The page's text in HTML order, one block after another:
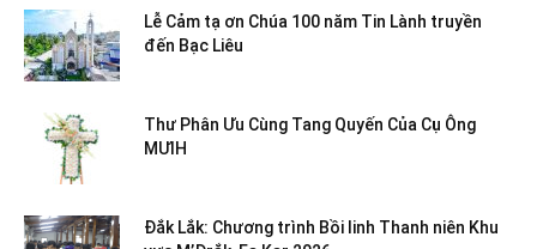
Lễ Cảm tạ ơn Chúa 100 năm Tin Lành truyền
đến Bạc Liêu
Thư Phân Ưu Cùng Tang Quyến Của Cụ Ông
MƯIH
Đắk Lắk: Chương trình Bồi linh Thanh niên Khu